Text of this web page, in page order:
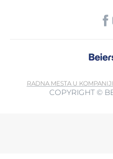
RADNA MESTA U
COPYRIGHT ©